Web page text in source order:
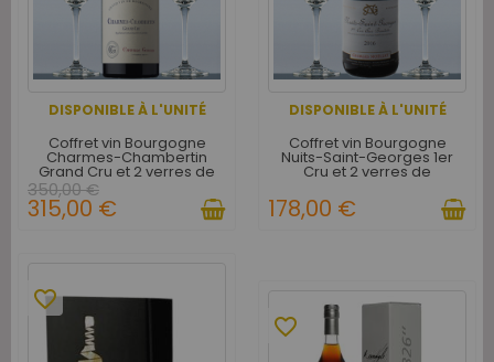
DISPONIBLE À L'UNITÉ
Coffret vin Bourgogne
Charmes-Chambertin
Grand Cru et 2 verres de
dégustation
350,00 €
315,00 €
DISPONIBLE À L'UNITÉ
Coffret vin Bourgogne
Nuits-Saint-Georges 1er
Cru et 2 verres de
178,00 €
favorite_border
favorite_border